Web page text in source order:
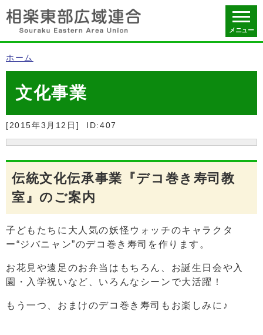
メニュー
ホーム
文化事業
[2015年3月12日] ID:407
伝統文化伝承事業『デコ巻き寿司教
室』のご案内
子どもたちに大人気の妖怪ウォッチのキャラクタ
ー“ジバニャン”のデコ巻き寿司を作ります。
お花見や遠足のお弁当はもちろん、お誕生日会や入
園・入学祝いなど、いろんなシーンで大活躍！
もう一つ、おまけのデコ巻き寿司もお楽しみに♪